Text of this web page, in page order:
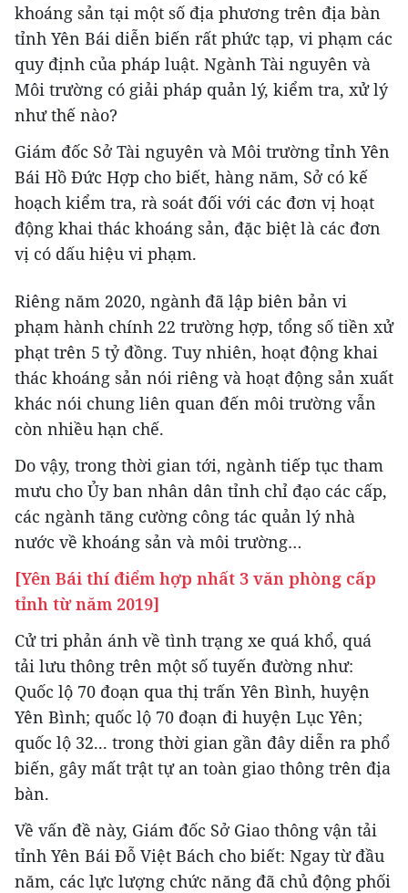
khoáng sản tại một số địa phương trên địa bàn
tỉnh Yên Bái diễn biến rất phức tạp, vi phạm các
quy định của pháp luật. Ngành Tài nguyên và
Môi trường có giải pháp quản lý, kiểm tra, xử lý
như thế nào?
Giám đốc Sở Tài nguyên và Môi trường tỉnh Yên
Bái Hồ Đức Hợp cho biết, hàng năm, Sở có kế
hoạch kiểm tra, rà soát đối với các đơn vị hoạt
động khai thác khoáng sản, đặc biệt là các đơn
vị có dấu hiệu vi phạm.
Riêng năm 2020, ngành đã lập biên bản vi
phạm hành chính 22 trường hợp, tổng số tiền xử
phạt trên 5 tỷ đồng. Tuy nhiên, hoạt động khai
thác khoáng sản nói riêng và hoạt động sản xuất
khác nói chung liên quan đến môi trường vẫn
còn nhiều hạn chế.
Do vậy, trong thời gian tới, ngành tiếp tục tham
mưu cho Ủy ban nhân dân tỉnh chỉ đạo các cấp,
các ngành tăng cường công tác quản lý nhà
nước về khoáng sản và môi trường…
[Yên Bái thí điểm hợp nhất 3 văn phòng cấp
tỉnh từ năm 2019]
Cử tri phản ánh về tình trạng xe quá khổ, quá
tải lưu thông trên một số tuyến đường như:
Quốc lộ 70 đoạn qua thị trấn Yên Bình, huyện
Yên Bình; quốc lộ 70 đoạn đi huyện Lục Yên;
quốc lộ 32... trong thời gian gần đây diễn ra phổ
biến, gây mất trật tự an toàn giao thông trên địa
bàn.
Về vấn đề này, Giám đốc Sở Giao thông vận tải
tỉnh Yên Bái Đỗ Việt Bách cho biết: Ngay từ đầu
năm, các lực lượng chức năng đã chủ động phối